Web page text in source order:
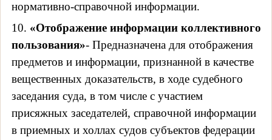
нормативно-справочной информации.
10. «Отображение информации коллективного
пользования»- Предназначена для отображения
предметов и информации, признанной в качестве
вещественных доказательств, в ходе судебного
заседания суда, в том числе с участием
присяжных заседателей, справочной информации
в приемных и холлах судов субъектов федерации